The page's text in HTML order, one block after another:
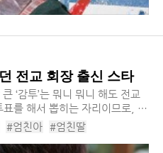
전교 회장 출신 스타
‘감투’는 뭐니 뭐니 해도 전교
를 해서 뽑히는 자리이므로, 성
이 가능하다. 대중 앞에 나서는
#엄친아 #엄친딸
출신스타